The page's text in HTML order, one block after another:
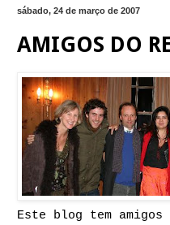
sábado, 24 de março de 2007
AMIGOS DO
Este blog tem amigos